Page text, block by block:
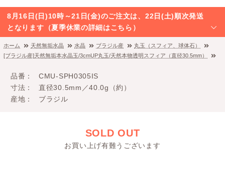
8月16日(日)10時～21日(金)のご注文は、22日(土)順次発送
となります（夏季休業の詳細はこちら）
ホーム 天然無垢水晶 水晶 ブラジル産
丸玉（スフィア、球体石）
[ブラジル産]天然無垢本水晶玉/3cmUP丸玉/天然本物透明スフィア（直径30.5mm）
品番
CMU-SPH0305IS
寸法
直径30.5mm／40.0g（約）
産地
ブラジル
SOLD OUT
お買い上げ有難うございます